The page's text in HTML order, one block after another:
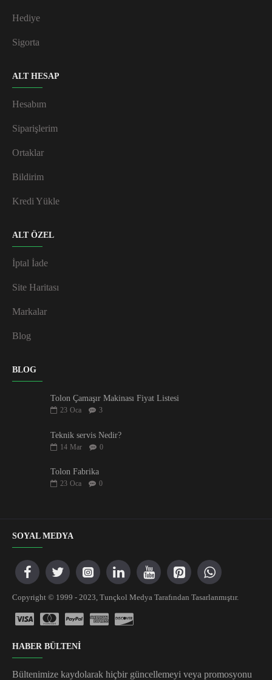
Hediye
Sigorta
ALT HESAP
Hesabım
Siparişlerim
Ortaklar
Bildirim
Kredi Yükle
ALT ÖZEL
İptal İade
Site Haritası
Markalar
Blog
BLOG
Tolon Çamaşır Makinası Fiyat Listesi
23 Oca 3
Teknik servis Nedir?
14 Mar 0
Tolon Fabrika
23 Oca 0
SOYAL MEDYA
Copyright © 1999 - 2023, Tunçkol Medya Tarafından Tasarlanmıştır.
HABER BÜLTENİ
Bültenimize kaydolarak hiçbir güncellemeyi veya promosyonu